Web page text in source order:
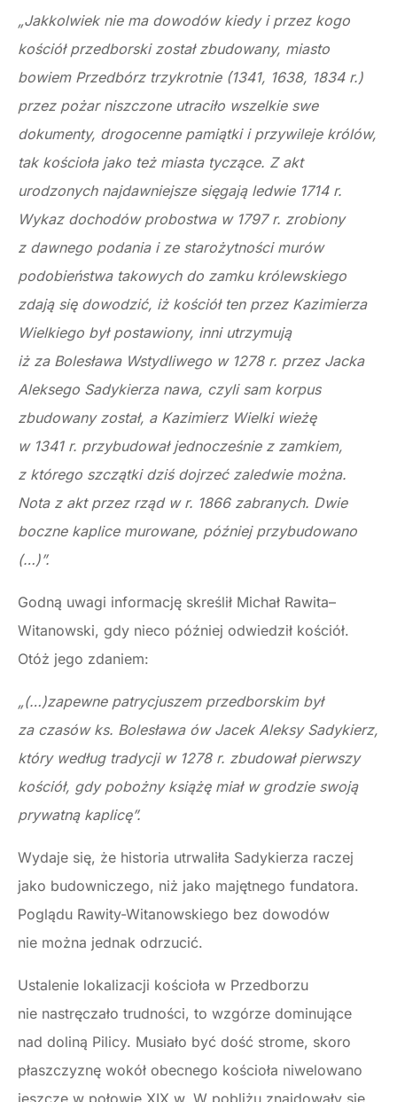
„Jakkolwiek nie ma dowodów kiedy i przez kogo
kościół przedborski został zbudowany, miasto
bowiem Przedbórz trzykrotnie (1341, 1638, 1834 r.)
przez pożar niszczone utraciło wszelkie swe
dokumenty, drogocenne pamiątki i przywileje królów,
tak kościoła jako też miasta tyczące. Z akt
urodzonych najdawniejsze sięgają ledwie 1714 r.
Wykaz dochodów probostwa w 1797 r. zrobiony
z dawnego podania i ze starożytności murów
podobieństwa takowych do zamku królewskiego
zdają się dowodzić, iż kościół ten przez Kazimierza
Wielkiego był postawiony, inni utrzymują
iż za Bolesława Wstydliwego w 1278 r. przez Jacka
Aleksego Sadykierza nawa, czyli sam korpus
zbudowany został, a Kazimierz Wielki wieżę
w 1341 r. przybudował jednocześnie z zamkiem,
z którego szczątki dziś dojrzeć zaledwie można.
Nota z akt przez rząd w r. 1866 zabranych. Dwie
boczne kaplice murowane, później przybudowano
(…)”.
Godną uwagi informację skreślił Michał Rawita–
Witanowski, gdy nieco później odwiedził kościół.
Otóż jego zdaniem:
„(…)zapewne patrycjuszem przedborskim był
za czasów ks. Bolesława ów Jacek Aleksy Sadykierz,
który według tradycji w 1278 r. zbudował pierwszy
kościół, gdy pobożny książę miał w grodzie swoją
prywatną kaplicę”.
Wydaje się, że historia utrwaliła Sadykierza raczej
jako budowniczego, niż jako majętnego fundatora.
Poglądu Rawity-Witanowskiego bez dowodów
nie można jednak odrzucić.
Ustalenie lokalizacji kościoła w Przedborzu
nie nastręczało trudności, to wzgórze dominujące
nad doliną Pilicy. Musiało być dość strome, skoro
płaszczyznę wokół obecnego kościoła niwelowano